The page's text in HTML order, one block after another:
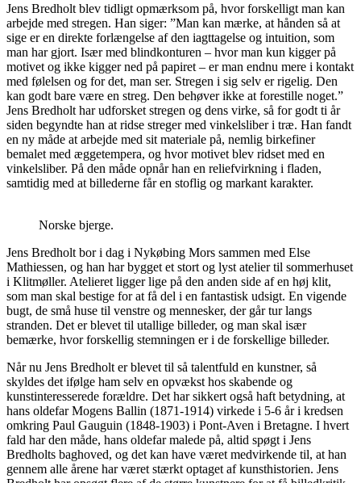
Jens Bredholt blev tidligt opmærksom på, hvor forskelligt man kan
arbejde med stregen. Han siger: ”Man kan mærke, at hånden så at
sige er en direkte forlængelse af den iagttagelse og intuition, som
man har gjort. Især med blindkonturen – hvor man kun kigger på
motivet og ikke kigger ned på papiret – er man endnu mere i kontakt
med følelsen og for det, man ser. Stregen i sig selv er rigelig. Den
kan godt bare være en streg. Den behøver ikke at forestille noget.”
Jens Bredholt har udforsket stregen og dens virke, så for godt ti år
siden begyndte han at ridse streger med vinkelsliber i træ. Han fandt
en ny måde at arbejde med sit materiale på, nemlig birkefiner
bemalet med æggetempera, og hvor motivet blev ridset med en
vinkelsliber. På den måde opnår han en reliefvirkning i fladen,
samtidig med at billederne får en stoflig og markant karakter.
Norske bjerge.
Jens Bredholt bor i dag i Nykøbing Mors sammen med Else
Mathiessen, og han har bygget et stort og lyst atelier til sommerhuset
i Klitmøller. Atelieret ligger lige på den anden side af en høj klit,
som man skal bestige for at få del i en fantastisk udsigt. En vigende
bugt, de små huse til venstre og mennesker, der går tur langs
stranden. Det er blevet til utallige billeder, og man skal især
bemærke, hvor forskellig stemningen er i de forskellige billeder.
Når nu Jens Bredholt er blevet til så talentfuld en kunstner, så
skyldes det ifølge ham selv en opvækst hos skabende og
kunstinteresserede forældre. Det har sikkert også haft betydning, at
hans oldefar Mogens Ballin (1871-1914) virkede i 5-6 år i kredsen
omkring Paul Gauguin (1848-1903) i Pont-Aven i Bretagne. I hvert
fald har den måde, hans oldefar malede på, altid spøgt i Jens
Bredholts baghoved, og det kan have været medvirkende til, at han
gennem alle årene har været stærkt optaget af kunsthistorien. Jens